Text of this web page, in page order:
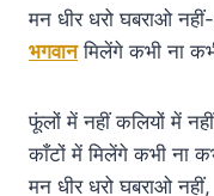
मन धीर धरो घबराओ
भगवानमिलेंगे कभी ना
फूंलों में नहीं कलियों में
काँटों में मिलेंगे कभी ना
मन धीर धरो घबराओ नहीं,